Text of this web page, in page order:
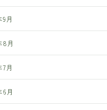
月
8月
月
6月